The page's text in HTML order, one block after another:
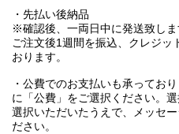
・先払い後納品
※確認後、一両日中に発送致しま
ご注文後1週間を振込、クレジッ
おります。
・公費でのお支払いも承ってお
に「公費」をご選択ください。
選択いただいたうえで、メッセ
ださい。